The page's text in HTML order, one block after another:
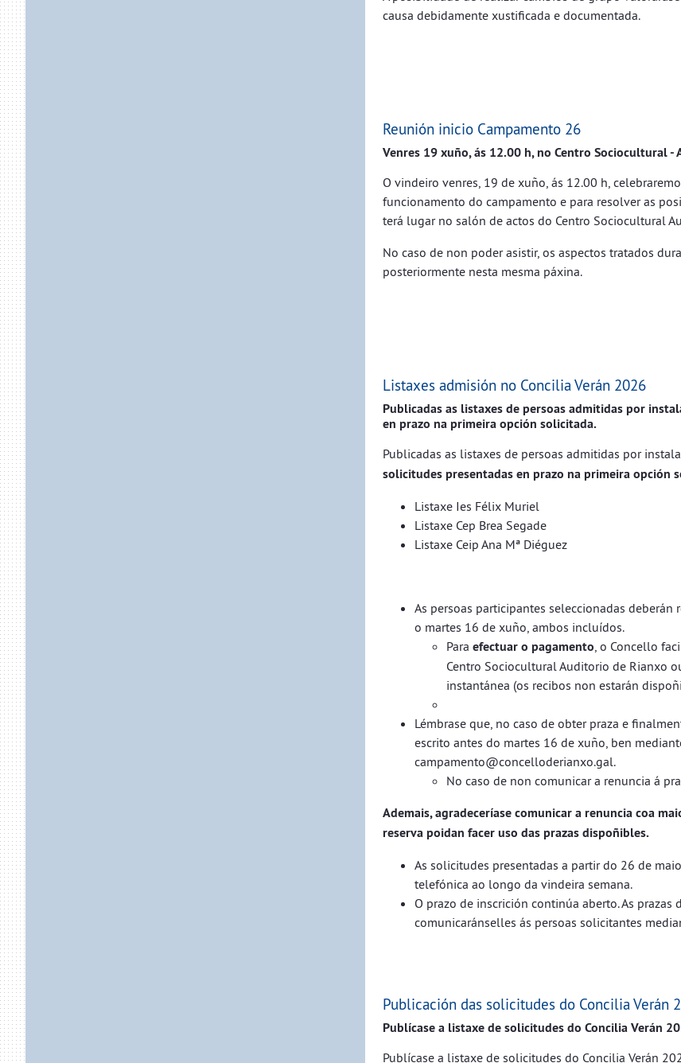
causa debidamente xustificada e documentada.
Reunión inicio Campamento 26
Venres 19 xuño, ás 12.00 h, no Centro Sociocultural -
O vindeiro venres, 19 de xuño, ás 12.00 h,
funcionamento do campamento e para resolver as
terá lugar no salón de actos do Centro Sociocultural
No caso de non poder asistir, os aspectos tratados
posteriormente nesta mesma páxina.
Listaxes admisión no Concilia Verán 2026
Publicadas as listaxes de persoas admitidas por
en prazo na primeira opción solicitada.
Publicadas as listaxes de persoas admitidas por
solicitudes presentadas en prazo na primeira opción
Listaxe Ies Félix Muriel
Listaxe Cep Brea Segade
Listaxe Ceip Ana Mª Diéguez
As persoas participantes seleccionadas
o martes 16 de xuño, ambos incluídos.
Para efectuar o pagamento , o Concello
Centro Sociocultural Auditorio de Rianxo
instantánea (os recibos non estarán
Lémbrase que, no caso de obter praza e
escrito antes do martes 16 de xuño, ben
campamento@concelloderianxo.gal.
No caso de non comunicar a renuncia á
Ademais, agradeceríase comunicar a renuncia coa
reserva poidan facer uso das prazas dispoñibles.
As solicitudes presentadas a partir do 26 de
telefónica ao longo da vindeira semana.
O prazo de inscrición continúa aberto. As
comunicaránselles ás persoas solicitantes
Publicación das solicitudes do Concilia Verán
Publícase a listaxe de solicitudes do Concilia Verán
Publícase a listaxe de solicitudes do Concilia Verán